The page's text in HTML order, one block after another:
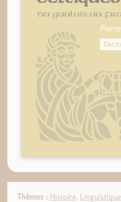
Thèmes : Histoire, Linguistique